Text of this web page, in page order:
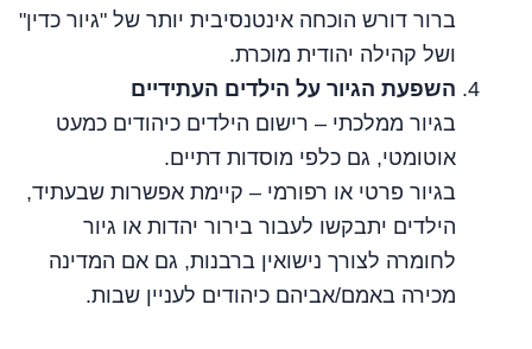
ברור דורש הוכחה אינטנסיבית יותר של "גיור כדין"
ושל קהילה יהודית מוכרת.
השפעת הגיור על הילדים העתידיים
בגיור ממלכתי – רישום הילדים כיהודים כמעט
אוטומטי, גם כלפי מוסדות דתיים.
בגיור פרטי או רפורמי – קיימת אפשרות שבעתיד,
הילדים יתבקשו לעבור בירור יהדות או גיור
לחומרה לצורך נישואין ברבנות, גם אם המדינה
מכירה באמם/אביהם כיהודים לעניין שבות.